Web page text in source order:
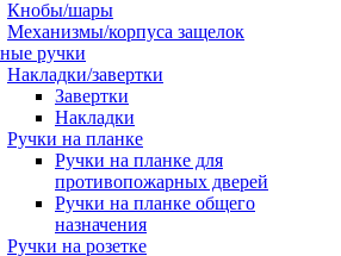
Кнобы/шары
Механизмы/корпуса защелок
ручки
Накладки/завертки
Завертки
Накладки
Ручки на планке
Ручки на планке для
противопожарных дверей
Ручки на планке общего
назначения
Ручки на розетке